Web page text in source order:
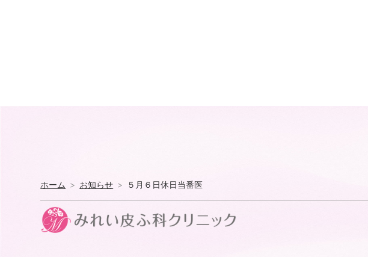
ホーム お知らせ ５月６日休日当番医